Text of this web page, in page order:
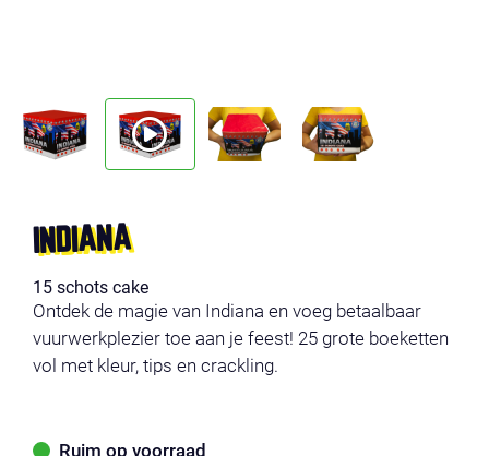
INDIANA
15 schots cake
Ontdek de magie van Indiana en voeg betaalbaar
vuurwerkplezier toe aan je feest! 25 grote boeketten
vol met kleur, tips en crackling.
Ruim op voorraad